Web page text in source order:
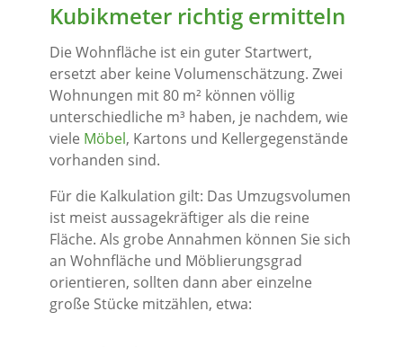
Kubikmeter richtig ermitteln
Die Wohnfläche ist ein guter Startwert,
ersetzt aber keine Volumenschätzung. Zwei
Wohnungen mit 80 m² können völlig
unterschiedliche m³ haben, je nachdem, wie
viele Möbel, Kartons und Kellergegenstände
vorhanden sind.
Für die Kalkulation gilt: Das Umzugsvolumen
ist meist aussagekräftiger als die reine
Fläche. Als grobe Annahmen können Sie sich
an Wohnfläche und Möblierungsgrad
orientieren, sollten dann aber einzelne
große Stücke mitzählen, etwa: